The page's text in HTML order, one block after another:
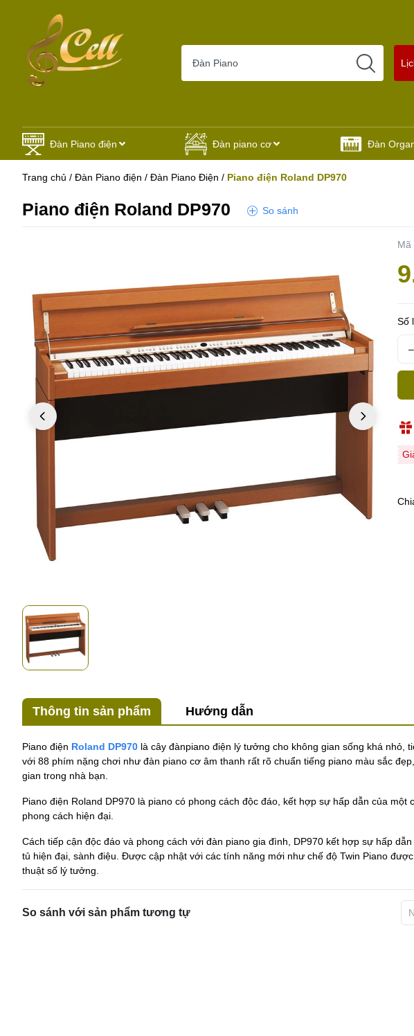
Đàn Piano điện Đàn piano cơ Đàn
Trang chủ / Đàn Piano điện / Đàn Piano Điện / Piano điện Roland DP970
Piano điện Roland DP970 So sánh
Mã
Số
–
Thông tin sản phẩm Hướng dẫn
Piano điện Roland DP970 là cây đànpiano điện lý tưởng cho không gian sống khá nhỏ,
với 88 phím nặng chơi như đàn piano cơ âm thanh rất rõ chuẩn tiếng piano màu sắc
gian trong nhà bạn.
Piano điện Roland DP970 là piano có phong cách độc đáo, kết hợp sự hấp dẫn của một
phong cách hiện đại.
Cách tiếp cận độc đáo và phong cách với đàn piano gia đình, DP970 kết hợp sự hấp
tủ hiện đại, sành điệu. Được cập nhật với các tính năng mới như chế độ Twin Piano
thuật số lý tưởng.
So sánh với sản phẩm tương tự